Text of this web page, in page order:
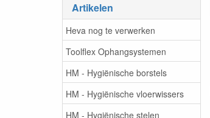
Artikelen
Heva nog te verwerken
Toolflex Ophangsystemen
HM - Hygiënische borstels
HM - Hygiënische vloerwissers
HM - Hygiënische stelen